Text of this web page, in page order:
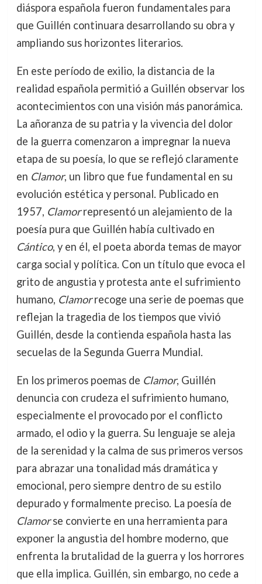
diáspora española fueron fundamentales para
que Guillén continuara desarrollando su obra y
ampliando sus horizontes literarios.
En este período de exilio, la distancia de la
realidad española permitió a Guillén observar los
acontecimientos con una visión más panorámica.
La añoranza de su patria y la vivencia del dolor
de la guerra comenzaron a impregnar la nueva
etapa de su poesía, lo que se reflejó claramente
en Clamor, un libro que fue fundamental en su
evolución estética y personal. Publicado en
1957, Clamorrepresentó un alejamiento de la
poesía pura que Guillén había cultivado en
Cántico, y en él, el poeta aborda temas de mayor
carga social y política. Con un título que evoca el
grito de angustia y protesta ante el sufrimiento
humano, Clamorrecoge una serie de poemas que
reflejan la tragedia de los tiempos que vivió
Guillén, desde la contienda española hasta las
secuelas de la Segunda Guerra Mundial.
En los primeros poemas de Clamor, Guillén
denuncia con crudeza el sufrimiento humano,
especialmente el provocado por el conflicto
armado, el odio y la guerra. Su lenguaje se aleja
de la serenidad y la calma de sus primeros versos
para abrazar una tonalidad más dramática y
emocional, pero siempre dentro de su estilo
depurado y formalmente preciso. La poesía de
Clamorse convierte en una herramienta para
exponer la angustia del hombre moderno, que
enfrenta la brutalidad de la guerra y los horrores
que ella implica. Guillén, sin embargo, no cede a